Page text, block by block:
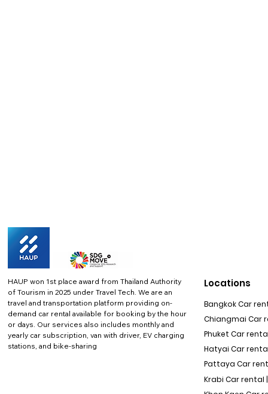
HAUP won 1st place award from Thailand Authority
of Tourism in 2025 under Travel Tech. We are an
travel and transportation platform providing on-
demand car rental available for booking by the hour
or days. Our services also includes monthly and
yearly car subscription, van with driver, EV charging
stations, and bike-sharing
Locations
Bangkok Car
Chiangmai Car
Phuket Car rental
Hatyai Car
Pattaya Car
Krabi Car rental |